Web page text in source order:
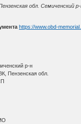
обл. Семиченский р-
https://www.obd-
р-н
Пензенская обл.